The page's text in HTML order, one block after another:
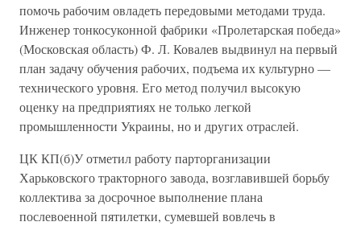
помочь рабочим овладеть передовыми методами труда.
Инженер тонкосуконной фабрики «Пролетарская победа»
(Московская область) Ф. Л. Ковалев выдвинул на первый
план задачу обучения рабочих, подъема их культурно —
технического уровня. Его метод получил высокую
оценку на предприятиях не только легкой
промышленности Украины, но и других отраслей.
ЦК КП(б)У отметил работу парторганизации
Харьковского тракторного завода, возглавившей борьбу
коллектива за досрочное выполнение плана
послевоенной пятилетки, сумевшей вовлечь в